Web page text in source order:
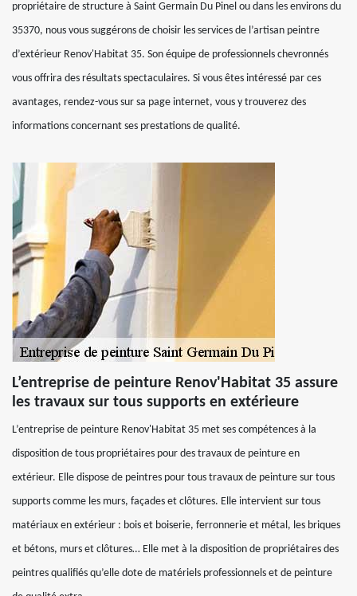
propriétaire de structure à Saint Germain Du Pinel ou dans les environs du
35370, nous vous suggérons de choisir les services de l’artisan peintre
d’extérieur Renov'Habitat 35. Son équipe de professionnels chevronnés
vous offrira des résultats spectaculaires. Si vous êtes intéressé par ces
avantages, rendez-vous sur sa page internet, vous y trouverez des
informations concernant ses prestations de qualité.
L’entreprise de peinture Renov'Habitat 35 assure
les travaux sur tous supports en extérieure
L’entreprise de peinture Renov'Habitat 35 met ses compétences à la
disposition de tous propriétaires pour des travaux de peinture en
extérieur. Elle dispose de peintres pour tous travaux de peinture sur tous
supports comme les murs, façades et clôtures. Elle intervient sur tous
matériaux en extérieur : bois et boiserie, ferronnerie et métal, les briques
et bétons, murs et clôtures… Elle met à la disposition de propriétaires des
peintres qualifiés qu’elle dote de matériels professionnels et de peinture